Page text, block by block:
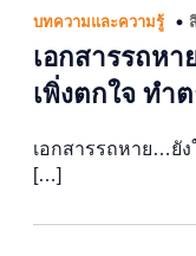
บทความและความรู้
เอกสารรถหา
เพิ่งตกใจ ทำ
เอกสารรถหาย…ยัง
[…]